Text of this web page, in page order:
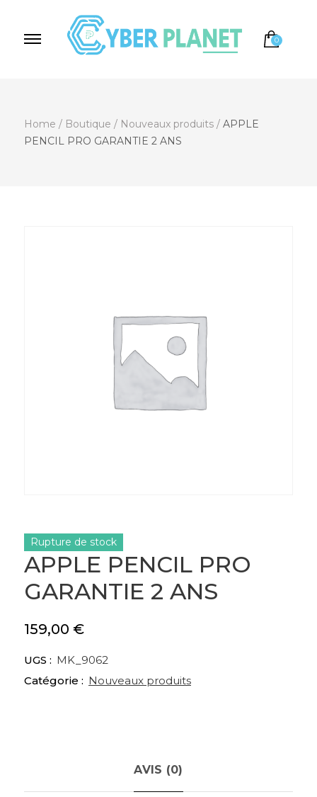
0
Home / Boutique / Nouveaux produits / APPLE
PENCIL PRO GARANTIE 2 ANS
APPLE PENCIL PRO
GARANTIE 2 ANS
159,00 €
Rupture de stock
UGS : MK_9062
Catégorie : Nouveaux produits
AVIS (0)